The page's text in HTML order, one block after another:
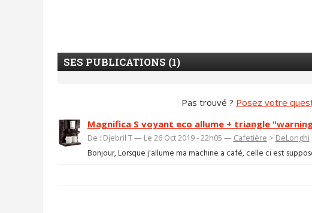
SES PUBLICATIONS (1)
Pas trouvé ? Posez votre
Magnifica S voyant eco allume + triangle
De : Djebril T — Le 26 Oct 2019 - 22h05 — Cafetière > DeLonghi
Bonjour, Lorsque j'allume ma machine a café, celle ci est